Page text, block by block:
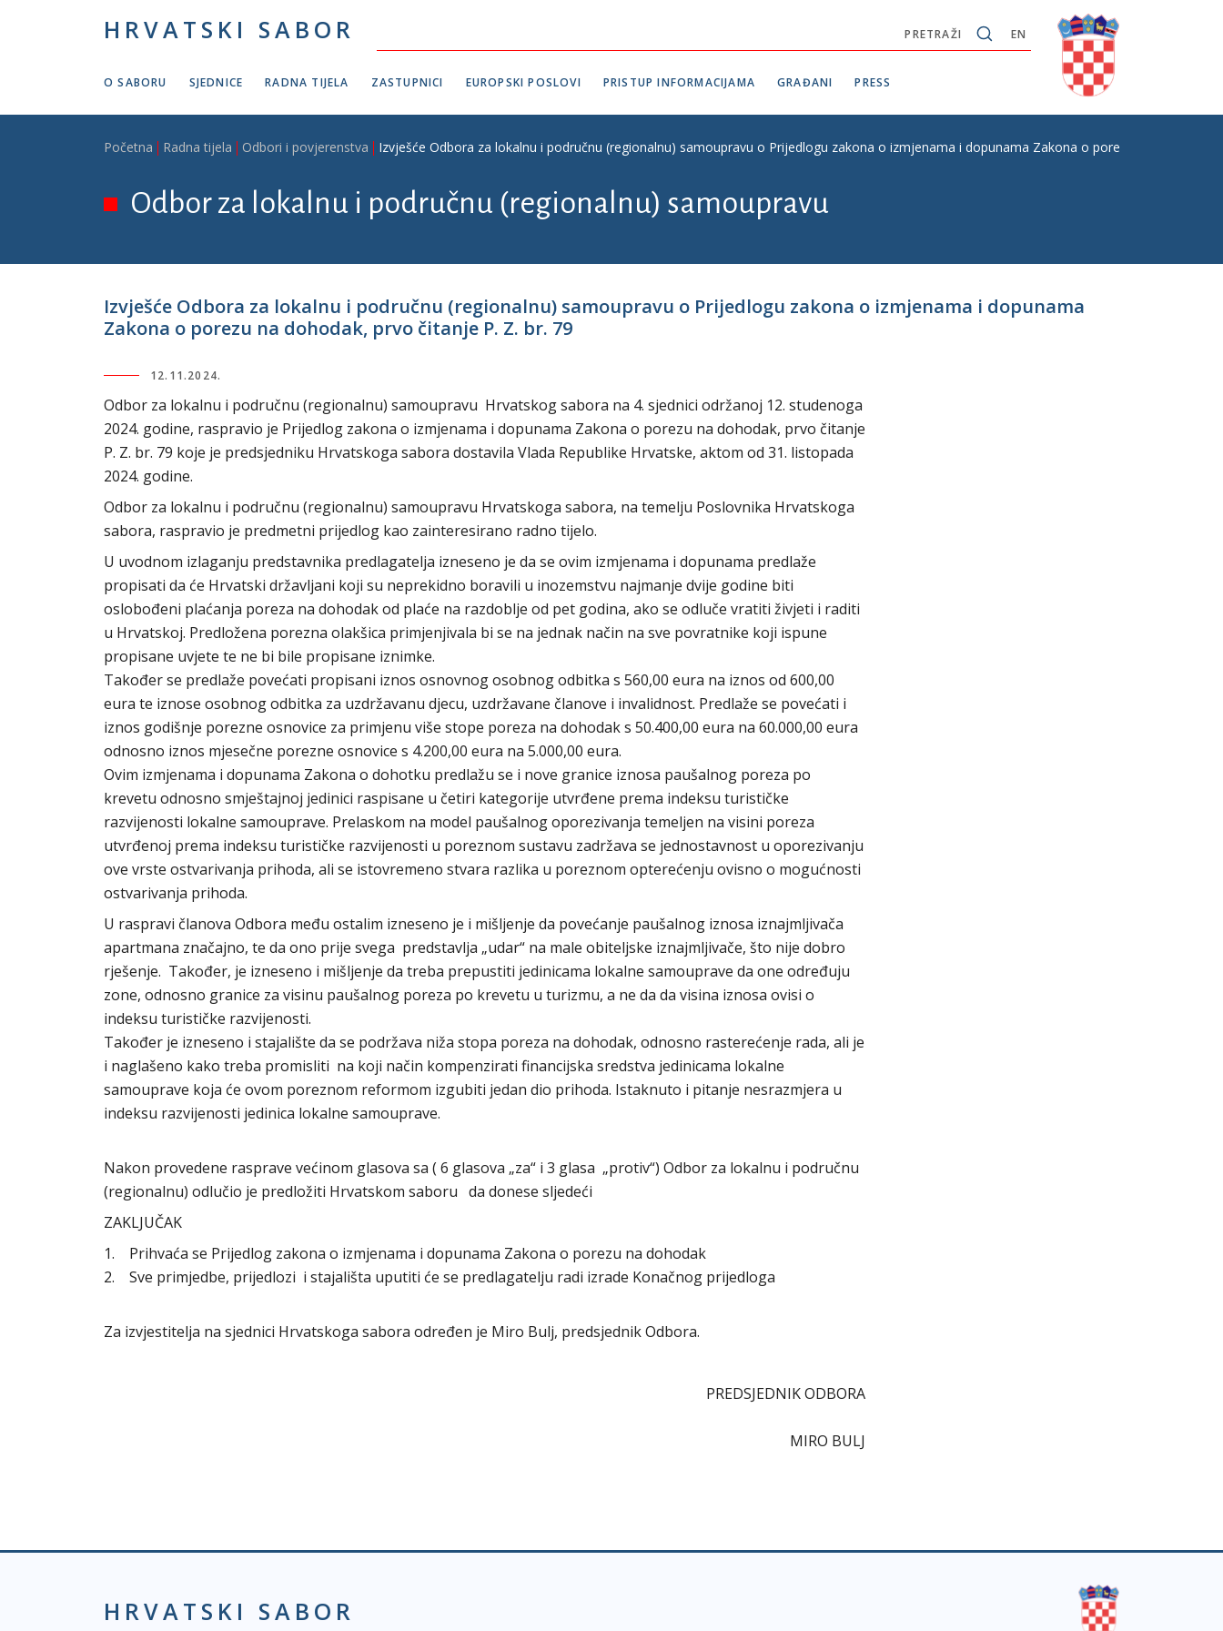
HRVATSKI SABOR EN
PRETRAŽI
O SABORU SJEDNICE RADNA TIJELA ZASTUPNICI EUROPSKI POSLOVI PRISTUP INFORMACIJAMA GRAĐANI PRESS
Breadcrumb
Početna Radna tijela Odbori i povjerenstva Izvješće Odbora za lokalnu i područnu (regionalnu) samoupravu o Prijedlogu zakona o izmjenama i dopunama Zakona o porezu na dohodak,
Odbor za lokalnu i područnu (regionalnu) samoupravu
Izvješće Odbora za lokalnu i područnu (regionalnu) samoupravu o Prijedlogu zakona o izmjenama i dopunama
Zakona o porezu na dohodak, prvo čitanje P. Z. br. 79
12.11.2024.
Odbor za lokalnu i područnu (regionalnu) samoupravu Hrvatskog sabora na 4. sjednici održanoj 12. studenoga
2024. godine, raspravio je Prijedlog zakona o izmjenama i dopunama Zakona o porezu na dohodak, prvo čitanje
P. Z. br. 79 koje je predsjedniku Hrvatskoga sabora dostavila Vlada Republike Hrvatske, aktom od 31. listopada
2024. godine.
Odbor za lokalnu i područnu (regionalnu) samoupravu Hrvatskoga sabora, na temelju Poslovnika Hrvatskoga
sabora, raspravio je predmetni prijedlog kao zainteresirano radno tijelo.
U uvodnom izlaganju predstavnika predlagatelja izneseno je da se ovim izmjenama i dopunama predlaže
propisati da će Hrvatski državljani koji su neprekidno boravili u inozemstvu najmanje dvije godine biti
oslobođeni plaćanja poreza na dohodak od plaće na razdoblje od pet godina, ako se odluče vratiti živjeti i raditi
u Hrvatskoj. Predložena porezna olakšica primjenjivala bi se na jednak način na sve povratnike koji ispune
propisane uvjete te ne bi bile propisane iznimke.
Također se predlaže povećati propisani iznos osnovnog osobnog odbitka s 560,00 eura na iznos od 600,00
eura te iznose osobnog odbitka za uzdržavanu djecu, uzdržavane članove i invalidnost. Predlaže se povećati i
iznos godišnje porezne osnovice za primjenu više stope poreza na dohodak s 50.400,00 eura na 60.000,00 eura
odnosno iznos mjesečne porezne osnovice s 4.200,00 eura na 5.000,00 eura.
Ovim izmjenama i dopunama Zakona o dohotku predlažu se i nove granice iznosa paušalnog poreza po
krevetu odnosno smještajnoj jedinici raspisane u četiri kategorije utvrđene prema indeksu turističke
razvijenosti lokalne samouprave. Prelaskom na model paušalnog oporezivanja temeljen na visini poreza
utvrđenoj prema indeksu turističke razvijenosti u poreznom sustavu zadržava se jednostavnost u oporezivanju
ove vrste ostvarivanja prihoda, ali se istovremeno stvara razlika u poreznom opterećenju ovisno o mogućnosti
ostvarivanja prihoda.
U raspravi članova Odbora među ostalim izneseno je i mišljenje da povećanje paušalnog iznosa iznajmljivača
apartmana značajno, te da ono prije svega predstavlja „udar“ na male obiteljske iznajmljivače, što nije dobro
rješenje. Također, je izneseno i mišljenje da treba prepustiti jedinicama lokalne samouprave da one određuju
zone, odnosno granice za visinu paušalnog poreza po krevetu u turizmu, a ne da da visina iznosa ovisi o
indeksu turističke razvijenosti.
Također je izneseno i stajalište da se podržava niža stopa poreza na dohodak, odnosno rasterećenje rada, ali je
i naglašeno kako treba promisliti na koji način kompenzirati financijska sredstva jedinicama lokalne
samouprave koja će ovom poreznom reformom izgubiti jedan dio prihoda. Istaknuto i pitanje nesrazmjera u
indeksu razvijenosti jedinica lokalne samouprave.
Nakon provedene rasprave većinom glasova sa ( 6 glasova „za“ i 3 glasa „protiv“) Odbor za lokalnu i područnu
(regionalnu) odlučio je predložiti Hrvatskom saboru da donese sljedeći
ZAKLJUČAK
1. Prihvaća se Prijedlog zakona o izmjenama i dopunama Zakona o porezu na dohodak
2. Sve primjedbe, prijedlozi i stajališta uputiti će se predlagatelju radi izrade Konačnog prijedloga
Za izvjestitelja na sjednici Hrvatskoga sabora određen je Miro Bulj, predsjednik Odbora.
PREDSJEDNIK ODBORA
MIRO BULJ
HRVATSKI SABOR